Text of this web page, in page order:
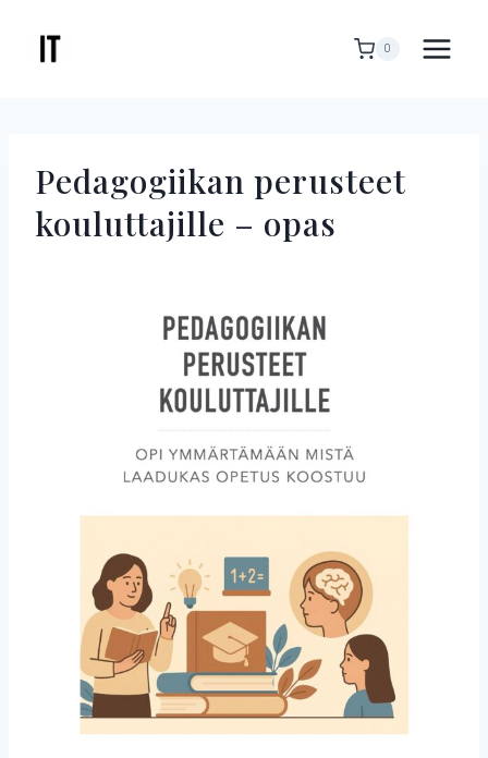
sisältöön
0
Pedagogiikan perusteet
kouluttajille – opas